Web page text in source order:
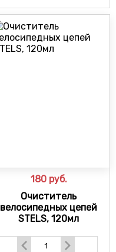
180 руб.
Очиститель
велосипедных цепей
STELS, 120мл